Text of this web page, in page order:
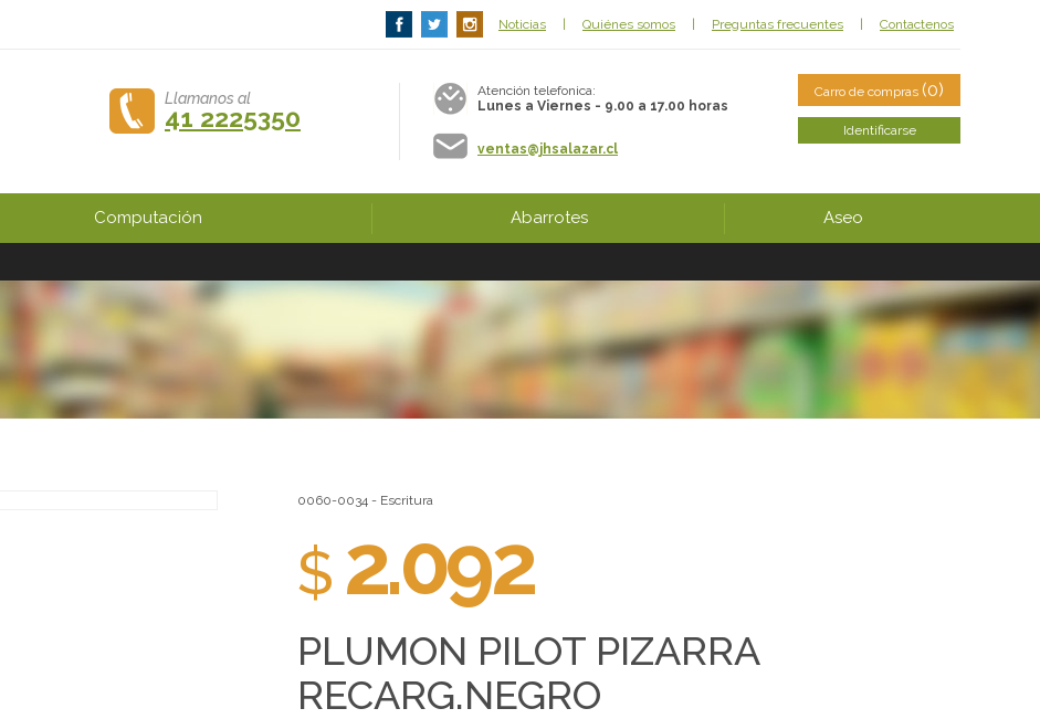
Noticias Quiénes somos Preguntas frecuentes Contactenos
Llamanos al
41 2225350
Atención telefonica:
Lunes a Viernes - 9.00 a 17.00 horas
ventas@jhsalazar.cl
Carro de compras (0)
Identificarse
Computación Abarrotes Aseo
0060-0034 - Escritura
$2.092
PLUMON PILOT PIZARRA
RECARG.NEGRO